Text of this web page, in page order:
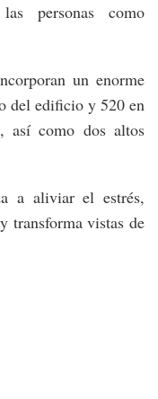
personas como
un enorme
del edificio y 520 en
así como dos altos
a aliviar el estrés,
transforma vistas de